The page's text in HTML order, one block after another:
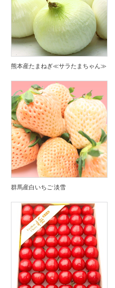
熊本産たまねぎ≪サラたまちゃん≫
群馬産白いちご 淡雪